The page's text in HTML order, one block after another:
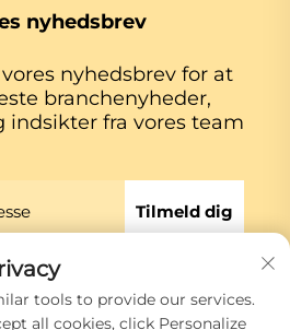
nyhedsbrev
nyhedsbrev for at
branchenyheder,
indsikter fra vores team
Tilmeld dig
Machine Co.,ltd.
tools to provide our services.
all cookies, click Personalize